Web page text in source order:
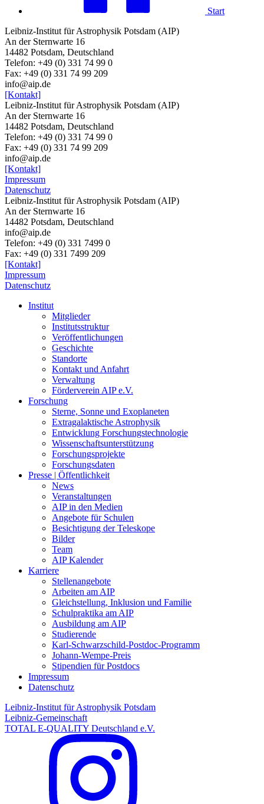
Start
Leibniz-Institut für Astrophysik Potsdam (AIP)
An der Sternwarte 16
14482 Potsdam, Deutschland
Telefon: +49 (0) 331 74 99 0
Fax: +49 (0) 331 74 99 209
info@aip.de
[Kontakt]
Leibniz-Institut für Astrophysik Potsdam (AIP)
An der Sternwarte 16
14482 Potsdam, Deutschland
Telefon: +49 (0) 331 74 99 0
Fax: +49 (0) 331 74 99 209
info@aip.de
[Kontakt]
Impressum
Datenschutz
Leibniz-Institut für Astrophysik Potsdam (AIP)
An der Sternwarte 16
14482 Potsdam, Deutschland
info@aip.de
Telefon: +49 (0) 331 7499 0
Fax: +49 (0) 331 7499 209
[Kontakt]
Impressum
Datenschutz
Institut
Mitglieder
Institutsstruktur
Veröffentlichungen
Geschichte
Standorte
Kontakt und Anfahrt
Verwaltung
Förderverein AIP e.V.
Forschung
Sterne, Sonne und Exoplaneten
Extragalaktische Astrophysik
Entwicklung Forschungstechnologie
Wissenschaftsunterstützung
Forschungsprojekte
Forschungsdaten
Presse | Öffentlichkeit
News
Veranstaltungen
AIP in den Medien
Angebote für Schulen
Besichtigung der Teleskope
Bilder
Team
AIP Kalender
Karriere
Stellenangebote
Arbeiten am AIP
Gleichstellung, Inklusion und Familie
Schulpraktika am AIP
Ausbildung am AIP
Studierende
Karl-Schwarzschild-Postdoc-Programm
Johann-Wempe-Preis
Stipendien für Postdocs
Impressum
Datenschutz
Leibniz-Institut für Astrophysik Potsdam
Leibniz-Gemeinschaft
TOTAL E-QUALITY Deutschland e.V.